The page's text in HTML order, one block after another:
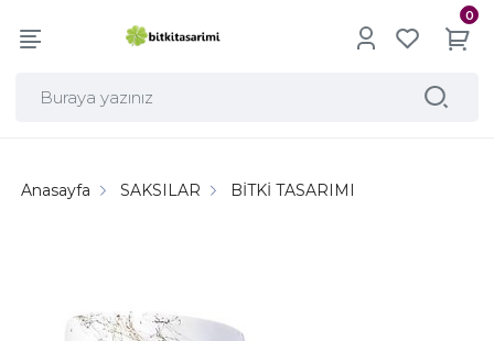
0
Anasayfa SAKSILAR BİTKİ TASARIMI